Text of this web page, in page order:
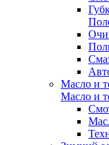
Масло и
Масло и